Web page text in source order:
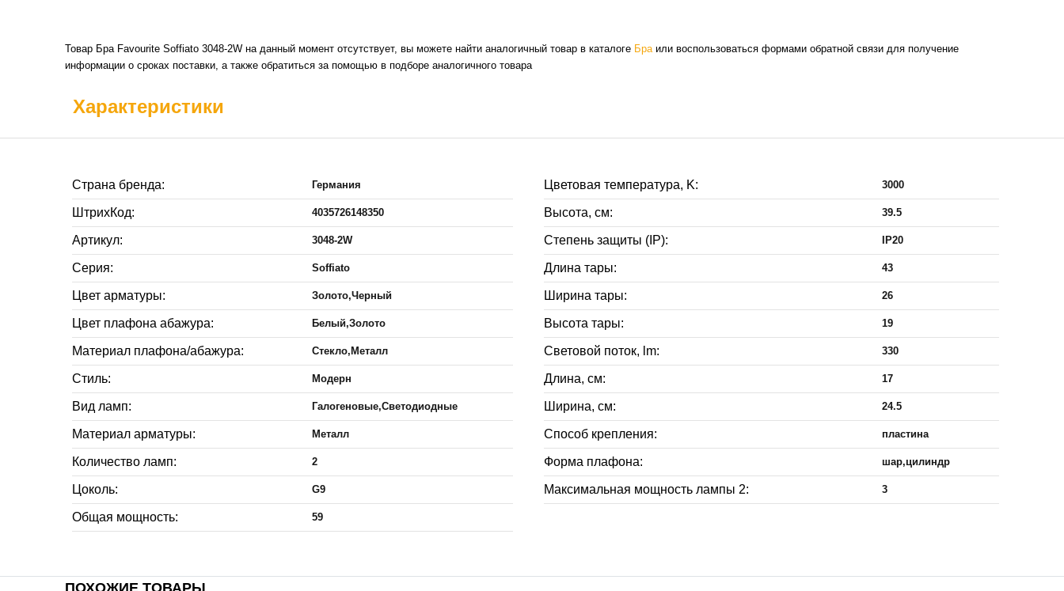
Товар Бра Favourite Soffiato 3048-2W на данный момент отсутствует, вы можете найти аналогичный товар в каталоге Браили воспользоваться формами обратной связи для получение
информации о сроках поставки, а также обратиться за помощью в подборе аналогичного товара
Характеристики
Страна бренда: Германия
ШтрихКод: 4035726148350
Артикул: 3048-2W
Серия: Soffiato
Цвет арматуры: Золото,Черный
Цвет плафона абажура: Белый,Золото
Материал плафона/абажура: Стекло,Металл
Стиль: Модерн
Вид ламп: Галогеновые,Светодиодные
Материал арматуры: Металл
Количество ламп: 2
Цоколь: G9
Общая мощность: 59
Цветовая температура, K: 3000
Высота, см: 39.5
Степень защиты (IP): IP20
Длина тары: 43
Ширина тары: 26
Высота тары: 19
Световой поток, lm: 330
Длина, см: 17
Ширина, см: 24.5
Способ крепления: пластина
Форма плафона: шар,цилиндр
Максимальная мощность лампы 2: 3